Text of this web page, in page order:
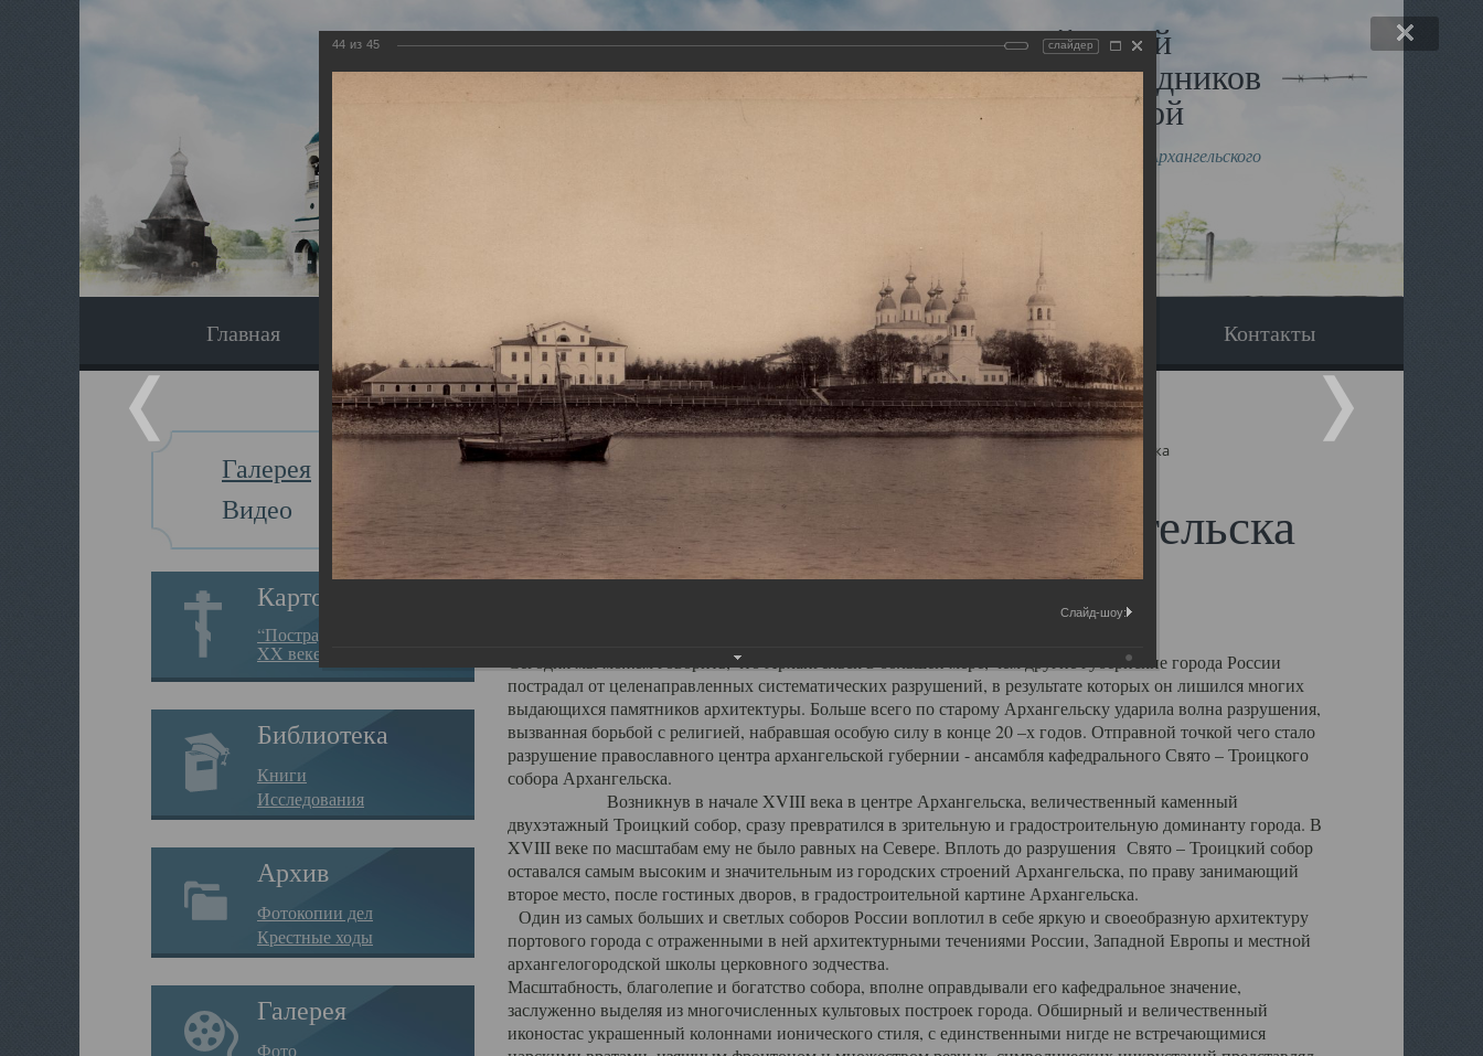
Виртуальный музей
Новомучеников и исповедников
Земли Архангельской
Сайт создан по благословлению митрополита Архангельского
Главная Наследники Галерея Вопрос-ответ Контакты
Галерея
Видео
Картотека
“Пострадавшие за веру в
XX веке на Севере”
Библиотека
Книги
Исследования
Архив
Фотокопии дел
Крестные ходы
Галерея
Фото
Главная Галерея Храмы-мученики Архангельска Свято-Троицкий собор Архангельска
Свято-Троицкий собор Архангельска
Сегодня мы можем говорить, что Архангельск в большей мере, чем другие губернские города России
пострадал от целенаправленных систематических разрушений, в результате которых он лишился многих
выдающихся памятников архитектуры. Больше всего по старому Архангельску ударила волна разрушения,
вызванная борьбой с религией, набравшая особую силу в конце 20 –х годов. Отправной точкой чего стало
разрушение православного центра архангельской губернии - ансамбля кафедрального Свято – Троицкого
собора Архангельска.
Возникнув в начале XVIII века в центре Архангельска, величественный каменный
двухэтажный Троицкий собор, сразу превратился в зрительную и градостроительную доминанту города. В
XVIII веке по масштабам ему не было равных на Севере. Вплоть до разрушения Свято – Троицкий собор
оставался самым высоким и значительным из городских строений Архангельска, по праву занимающий
второе место, после гостиных дворов, в градостроительной картине Архангельска.
Один из самых больших и светлых соборов России воплотил в себе яркую и своеобразную архитектуру
портового города с отраженными в ней архитектурными течениями России, Западной Европы и местной
архангелогородской школы церковного зодчества.
Масштабность, благолепие и богатство собора, вполне оправдывали его кафедральное значение,
заслуженно выделяя из многочисленных культовых построек города. Обширный и величественный
иконостас украшенный колоннами ионического стиля, с единственными нигде не встречающимися
44 из 45 слайдер
Слайд-шоу: